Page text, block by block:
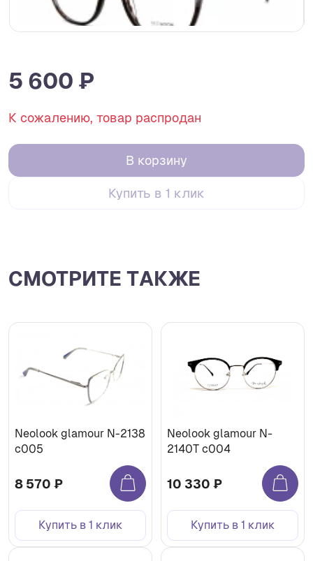
5 600 ₽
К сожалению, товар распродан
В корзину
Купить в 1 клик
СМОТРИТЕ ТАКЖЕ
Neolook glamour N-2138
c005
8 570 ₽
Купить в 1 клик
Neolook glamour N-
2140T c004
10 330 ₽
Купить в 1 клик